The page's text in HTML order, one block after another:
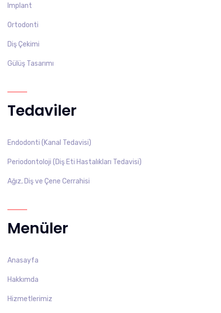
Implant
Ortodonti
Diş Çekimi
Gülüş Tasarımı
Tedaviler
Endodonti (Kanal Tedavisi)
Periodontoloji (Diş Eti Hastalıkları Tedavisi)
Ağız, Diş ve Çene Cerrahisi
Menüler
Anasayfa
Hakkımda
Hizmetlerimiz